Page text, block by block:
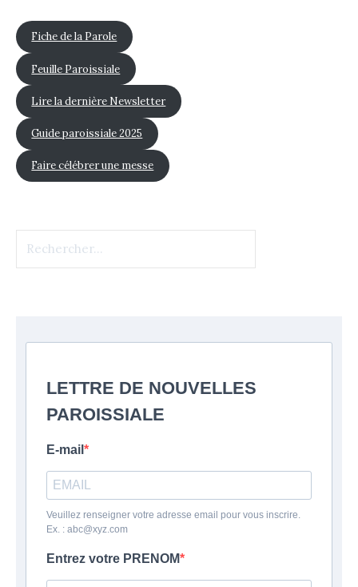
Fiche de la Parole
Feuille Paroissiale
Lire la dernière Newsletter
Guide paroissiale 2025
Faire célébrer une messe
LETTRE DE NOUVELLES
PAROISSIALE
E-mail
Veuillez renseigner votre adresse email pour vous inscrire.
Ex. : abc@xyz.com
Entrez votre PRENOM